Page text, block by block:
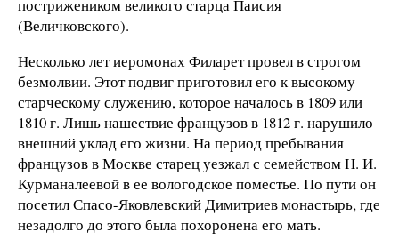
пострижеником великого старца Паисия
(Величковского).
Несколько лет иеромонах Филарет провел в строгом
безмолвии. Этот подвиг приготовил его к высокому
старческому служению, которое началось в 1809 или
1810 г. Лишь нашествие французов в 1812 г. нарушило
внешний уклад его жизни. На период пребывания
французов в Москве старец уезжал с семейством Н. И.
Курманалеевой в ее вологодское поместье. По пути он
посетил Спасо-Яковлевский Димитриев монастырь, где
незадолго до этого была похоронена его мать.